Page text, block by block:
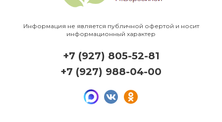
Информация не является публичной офертой и носит
информационный характер
+7 (927) 805-52-81
+7 (927) 988-04-00